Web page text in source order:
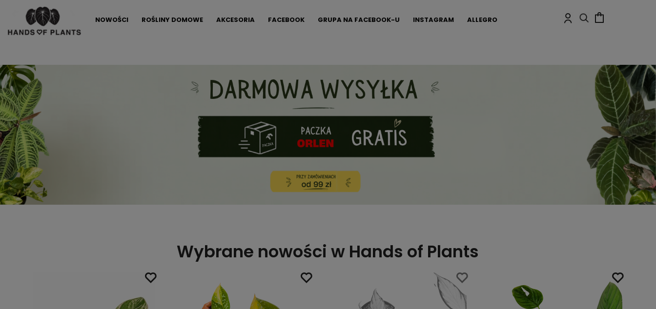
NOWOŚCI ROŚLINY DOMOWE AKCESORIA FACEBOOK GRUPA NA FACEBOOK-U INSTAGRAM ALLEGRO
Wybrane nowości w Hands of Plants